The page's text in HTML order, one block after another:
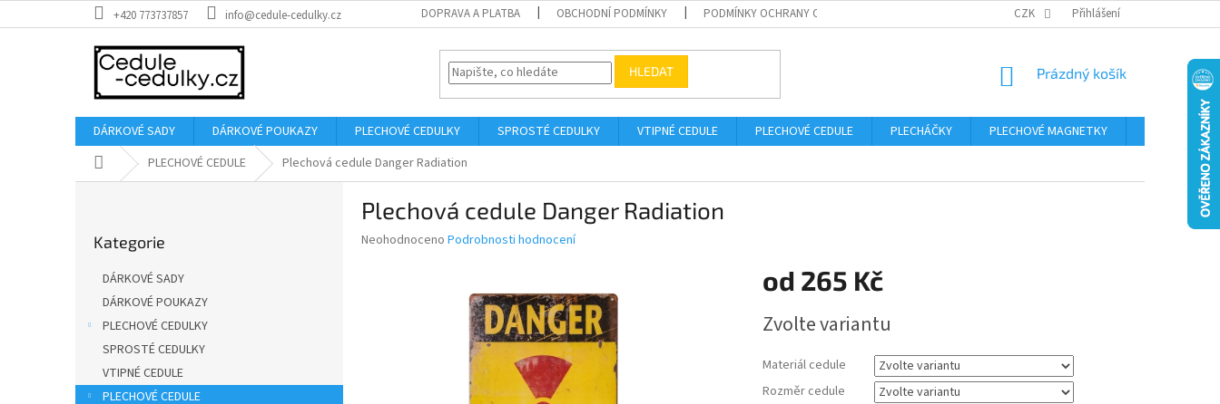
na
+420 773737857 info@cedule-cedulky.cz DOPRAVA A PLATBA OBCHODNÍ PODMÍNKY PODMÍNKY OCHRANY OSOBNÍCH ÚDAJŮ CZK Přihlášení
HLEDAT
NÁKUPNÍ
Prázdný košík
DÁRKOVÉ SADY DÁRKOVÉ POUKAZY PLECHOVÉ CEDULKY SPROSTÉ CEDULKY VTIPNÉ CEDULE PLECHOVÉ CEDULE PLECHÁČKY PLECHOVÉ MAGNETKY
ČÍSLA
Domů PLECHOVÉ CEDULE Plechová cedule Danger Radiation
a
kategorie
Kategorie
DÁRKOVÉ SADY
DÁRKOVÉ POUKAZY
PLECHOVÉ CEDULKY
SPROSTÉ CEDULKY
VTIPNÉ CEDULE
PLECHOVÉ CEDULE
Plechová cedule Danger Radiation
Průměrné
Neohodnoceno Podrobnosti hodnocení
od 265 Kč
cena:
Zvolte variantu
Materiál cedule
Rozměr cedule